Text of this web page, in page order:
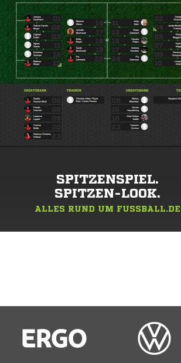
SPITZENSPIEL.
SPITZEN-LOOK.
ALLES RUND UM FUSSBALL.DE